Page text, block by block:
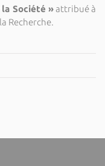
la Société »attribué à
Recherche.